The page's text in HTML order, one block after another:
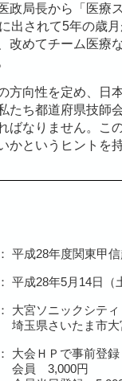
政局長から「医療
出されて5年の歳
改めてチーム医療
方向性を定め、日
たち都道府県技師
ばなりません。こ
かというヒントを
： 平成28年度関東甲
： 平成28年5月14日（
： 大宮ソニックシティ
埼玉県さいたま市
：
大会ＨＰで事前登録
会員 3,000円